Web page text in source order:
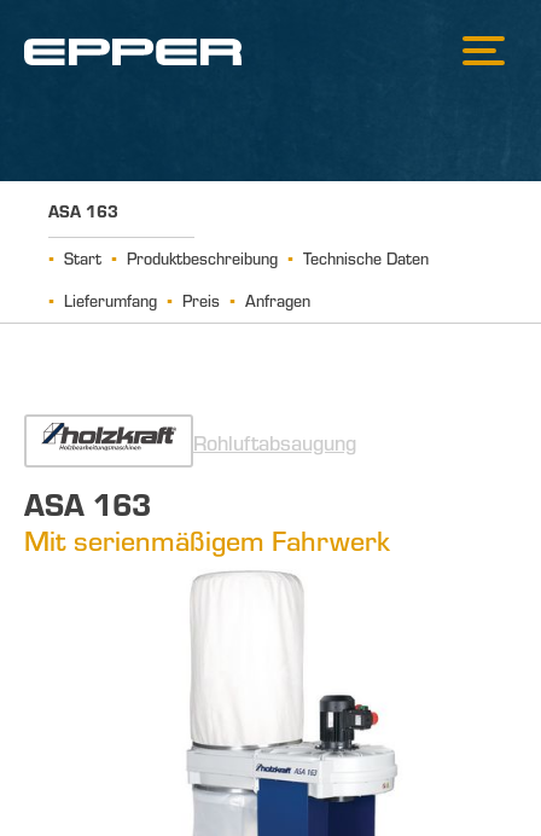
ASA 163
Start Produktbeschreibung
Technische Daten
Lieferumfang
Preis Anfragen
Rohluftabsaugung
ASA 163
Mit serienmäßigem Fahrwerk